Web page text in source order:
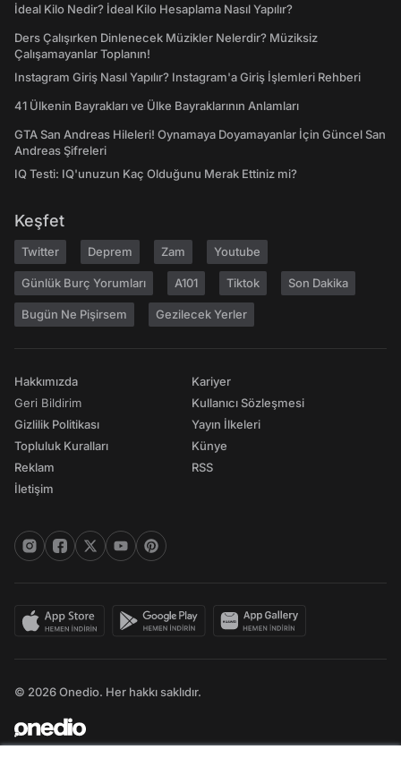
İdeal Kilo Nedir? İdeal Kilo Hesaplama Nasıl Yapılır?
Ders Çalışırken Dinlenecek Müzikler Nelerdir? Müziksiz
Çalışamayanlar Toplanın!
Instagram Giriş Nasıl Yapılır? Instagram'a Giriş İşlemleri Rehberi
41 Ülkenin Bayrakları ve Ülke Bayraklarının Anlamları
GTA San Andreas Hileleri! Oynamaya Doyamayanlar İçin Güncel San
Andreas Şifreleri
IQ Testi: IQ'unuzun Kaç Olduğunu Merak Ettiniz mi?
Keşfet
Twitter Deprem Zam Youtube
Günlük Burç Yorumları A101 Tiktok Son Dakika
Bugün Ne Pişirsem Gezilecek Yerler
Hakkımızda
Geri Bildirim
Gizlilik Politikası
Topluluk Kuralları
Reklam
İletişim
Kariyer
Kullanıcı Sözleşmesi
Yayın İlkeleri
Künye
RSS
© 2026 Onedio. Her hakkı saklıdır.